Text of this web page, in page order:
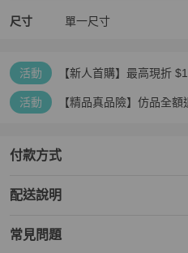
尺寸 單一尺寸
活動 【新人首購】最高現折
活動 【精品真品險】仿品全
付款方式
配送說明
常見問題